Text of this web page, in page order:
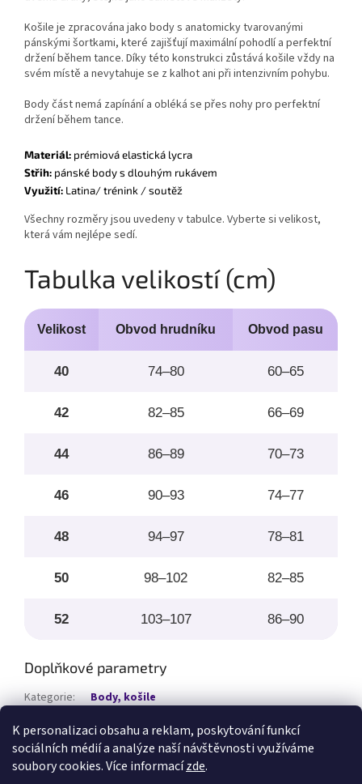
K personalizaci obsahu a reklam, poskytování funkcí
sociálních médií a analýze naší návštěvnosti využíváme
soubory cookies. Více informacízde.
Košile je zpracována jako body s anatomicky tvarovanými
pánskými šortkami, které zajišťují maximální pohodlí a perfektní
držení během tance. Díky této konstrukci zůstává košile vždy na
svém místě a nevytahuje se z kalhot ani při intenzivním pohybu.
Body část nemá zapínání a obléká se přes nohy pro perfektní
držení během tance.
Materiál: prémiová elastická lycra
Střih: pánské body s dlouhým rukávem
Využití: Latina/ trénink / soutěž
Všechny rozměry jsou uvedeny v tabulce. Vyberte si velikost,
která vám nejlépe sedí.
Tabulka velikostí (cm)
Velikost Obvod hrudníku Obvod pasu
40 74–80 60–65
42 82–85 66–69
44 86–89 70–73
46 90–93 74–77
48 94–97 78–81
50 98–102 82–85
52 103–107 86–90
Doplňkové parametry
Kategorie:
Body, košile